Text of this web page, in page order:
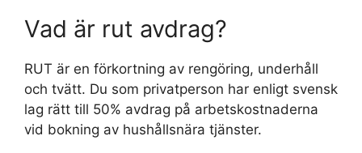
Vad är rut avdrag?
RUT är en förkortning av rengöring, underhåll
och tvätt. Du som privatperson har enligt svensk
lag rätt till 50% avdrag på arbetskostnaderna
vid bokning av hushållsnära tjänster.